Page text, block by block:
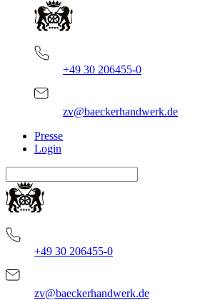
+49 30 206455-0
zv@baeckerhandwerk.de
Presse
Login
+49 30 206455-0
zv@baeckerhandwerk.de